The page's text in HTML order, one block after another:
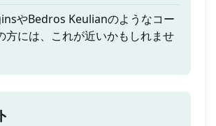
やBedros Keulianのようなコー
方には、これが近いかもしれませ